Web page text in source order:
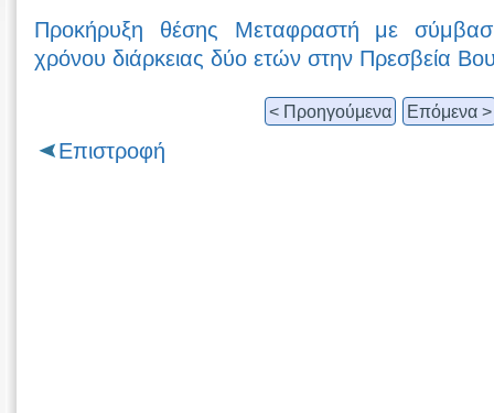
Προκήρυξη θέσης Μεταφραστή με
χρόνου διάρκειας δύο ετών στην Πρεσβεία
< Προηγούμενα Επόμενα >
Επιστροφή